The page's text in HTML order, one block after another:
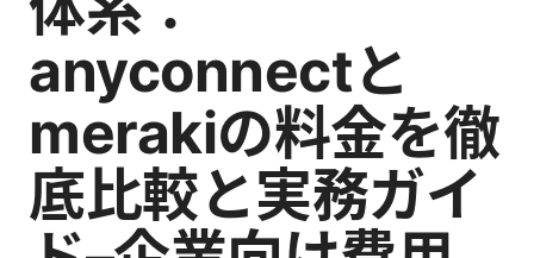
anyconnectと
merakiの料金を徹
底比較と実務ガイ